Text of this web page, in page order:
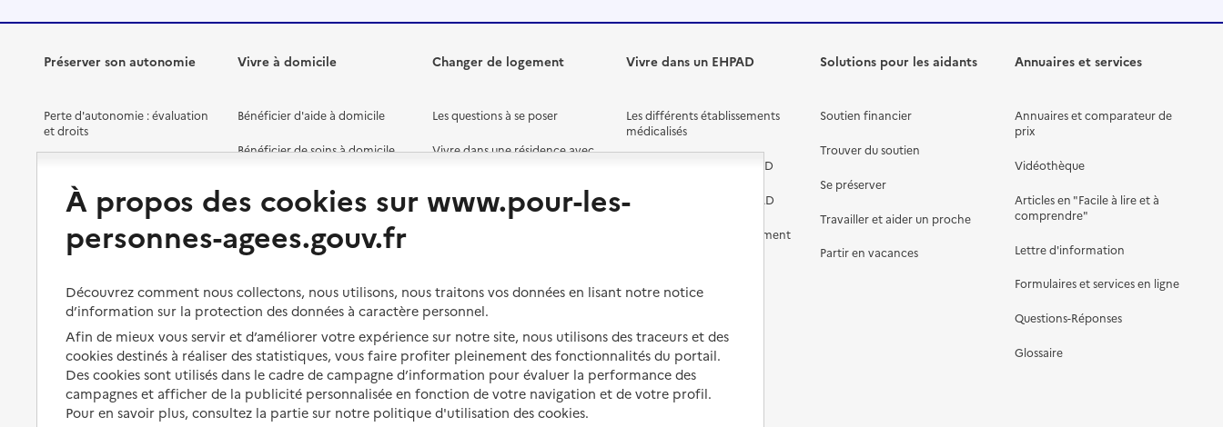
Préserver son autonomie
Perte d'autonomie : évaluation
et droits
Préserver son autonomie et sa
santé
Les mesures de protection
Les obligations de la famille
À qui s’adresser ?
Les politiques du grand âge
Vivre à domicile
Bénéficier d'aide à domicile
Bénéficier de soins à domicile
Partager son logement
Vivre à domicile avec une
maladie ou un handicap
Être hospitalisé
Fin de vie à domicile
Changer de logement
Les questions à se poser
Vivre dans une résidence avec
Vivre chez un proche
Vivre dans un EHPAD
Les différents établissements
médicalisés
Préparer l'entrée en EHPAD
Aides financières en EHPAD
Prévention, accompagnement
EHPAD
Droits en EHPAD
Fin de vie en EHPAD
Solutions pour les aidants
Soutien financier
Trouver du soutien
Se préserver
Travailler et aider un proche
Partir en vacances
Annuaires et services
Annuaires et comparateur de
prix
Vidéothèque
Articles en "Facile à lire et à
comprendre"
Lettre d'information
Formulaires et services en ligne
Questions-Réponses
Glossaire
À propos des cookies sur www.pour-les-
personnes-agees.gouv.fr
Découvrez comment nous collectons, nous utilisons, nous traitons vos données en lisant notre notice
d’information sur la protection des données à caractère personnel.
Afin de mieux vous servir et d’améliorer votre expérience sur notre site, nous utilisons des traceurs et des
cookies destinés à réaliser des statistiques, vous faire profiter pleinement des fonctionnalités du portail.
Des cookies sont utilisés dans le cadre de campagne d’information pour évaluer la performance des
campagnes et afficher de la publicité personnalisée en fonction de votre navigation et de votre profil.
Pour en savoir plus, consultez la partie sur notre politique d'utilisation des cookies.